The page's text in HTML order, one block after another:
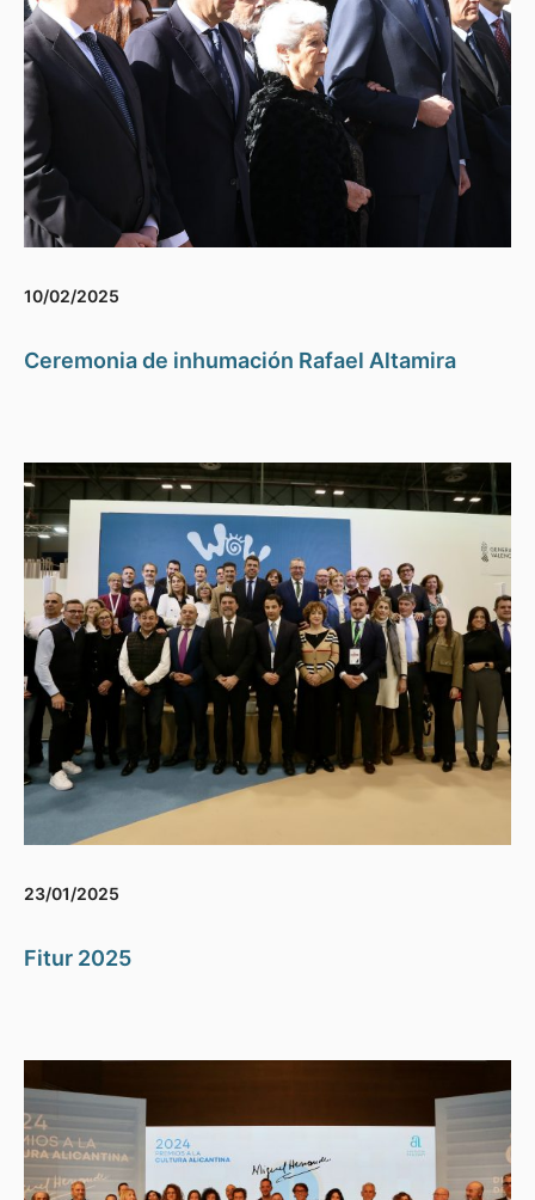
10/02/2025
Ceremonia de inhumación Rafael Altamira
23/01/2025
Fitur 2025